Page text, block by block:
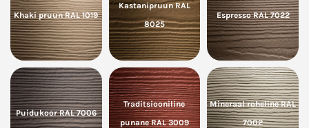
Khaki pruun RAL 1019
Kastanipruun RAL
8025
Espresso RAL 7022
Puidukoor RAL 7006
Traditsiooniline
punane RAL 3009
Mineraal roheline RAL
7002